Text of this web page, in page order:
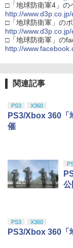
□「地球防衛軍4」の
http://
□「地球防衛軍」の
http://
□「地球防衛軍」の
http://
関連記事
PS3 X360
PS3/Xbox 360「
催
公
PS3 X360
PS3/Xbox 360「